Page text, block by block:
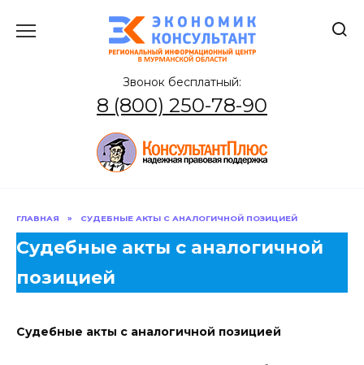
содержанию
Звонок бесплатный:
8 (800) 250-78-90
ГЛАВНАЯ » СУДЕБНЫЕ АКТЫ С АНАЛОГИЧНОЙ ПОЗИЦИЕЙ
Судебные акты с аналогичной
позицией
Судебные акты с аналогичной позицией